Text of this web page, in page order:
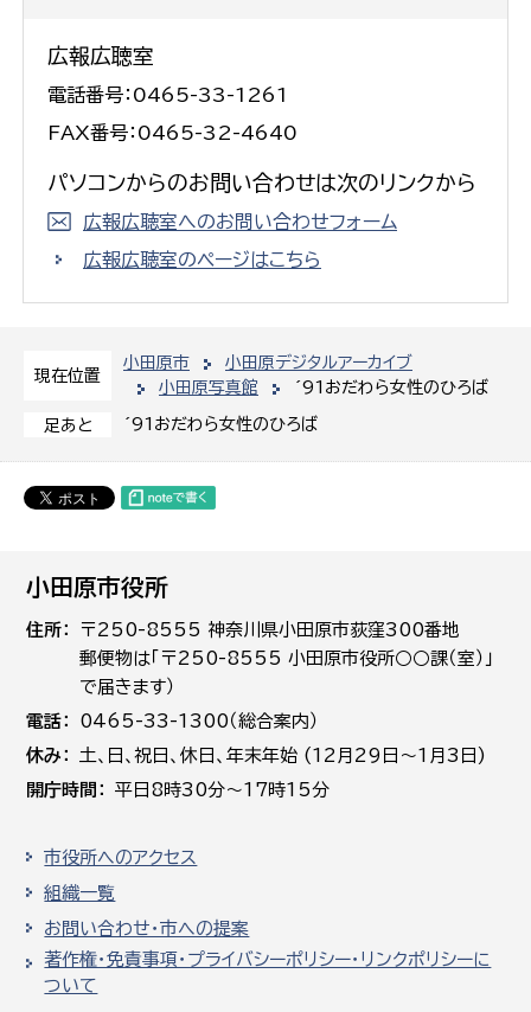
現在位置
小田原市
小田原デジタルアーカイブ
小田原写真館
´91おだわら女性のひろば
足あと ´91おだわら女性のひろば
広報広聴室
電話番号：0465-33-1261
FAX番号：0465-32-4640
パソコンからのお問い合わせは次のリンクから
広報広聴室へのお問い合わせフォーム
広報広聴室のページはこちら
小田原市役所
住所
〒250-8555 神奈川県小田原市荻窪300番地
郵便物は「〒250-8555 小田原市役所○○課（室）」
で届きます）
電話
0465-33-1300（総合案内）
休み
土､日､祝日、休日、年末年始 (12月29日～1月3日)
開庁時間
平日8時30分～17時15分
市役所へのアクセス
組織一覧
お問い合わせ・市への提案
著作権・免責事項・プライバシーポリシー・リンクポリシーに
ついて